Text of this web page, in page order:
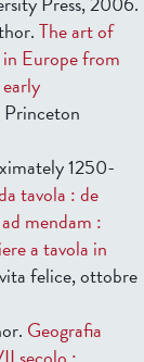
The art of
Europe from
1250-
tavola : de
mendam :
a tavola in
felice, ottobre
Geografia